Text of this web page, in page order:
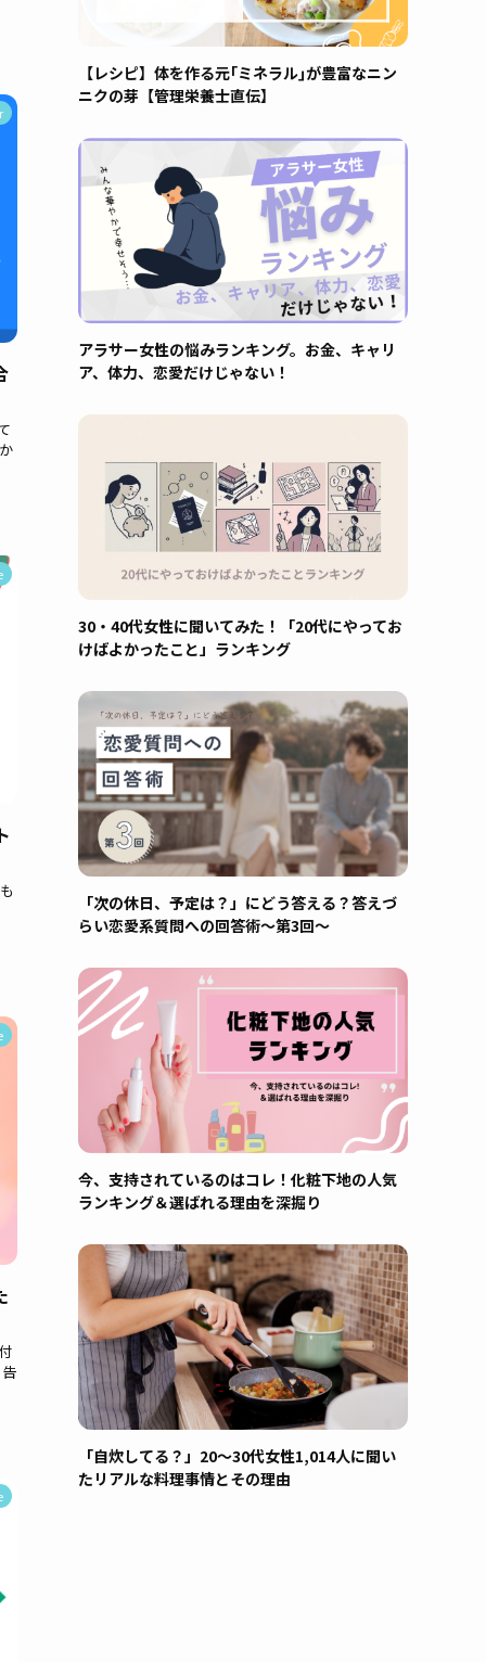
【レシピ】体を作る元｢ミネラル｣が豊富なニン
ニクの芽【管理栄養士直伝】
アラサー女性の悩みランキング。お金、キャリ
ア、体力、恋愛だけじゃない！
30・40代女性に聞いてみた！「20代にやってお
けばよかったこと」ランキング
「次の休日、予定は？」にどう答える？答えづ
らい恋愛系質問への回答術～第3回～
今、支持されているのはコレ！化粧下地の人気
ランキング＆選ばれる理由を深掘り
「自炊してる？」20〜30代女性1,014人に聞い
たリアルな料理事情とその理由